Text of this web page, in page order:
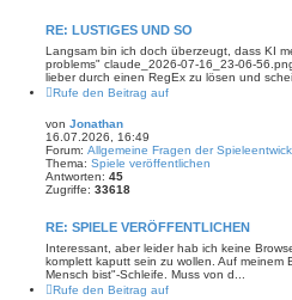
RE: LUSTIGES UND SO
Langsam bin ich doch überzeugt, dass KI
problems" claude_2026-07-16_23-06-
lieber durch einen RegEx zu lösen und
Rufe den Beitrag auf
von Jonathan
16.07.2026, 16:49
Forum: Allgemeine Fragen der
Thema: Spiele veröffentlichen
Antworten: 45
Zugriffe: 33618
RE: SPIELE VERÖFFENTLICHEN
Interessant, aber leider hab ich keine
komplett kaputt sein zu wollen. Auf meinem
Mensch bist"-Schleife. Muss von d...
Rufe den Beitrag auf